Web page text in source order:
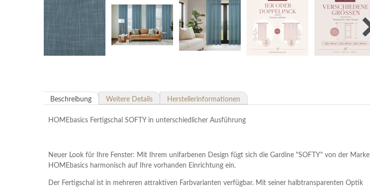
Beschreibung Weitere Details Herstellerinformationen
HOMEbasics Fertigschal SOFTY in unterschiedlicher Ausführung
Neuer Look für Ihre Fenster: Mit Ihrem unifarbenen Design fügt sich die Gardine "SOFTY" von der Marke
HOMEbasics harmonisch auf Ihre vorhanden Einrichtung ein.
Der Fertigschal ist in mehreren attraktiven Farbvarianten verfügbar. Mit seiner halbtransparenten Optik